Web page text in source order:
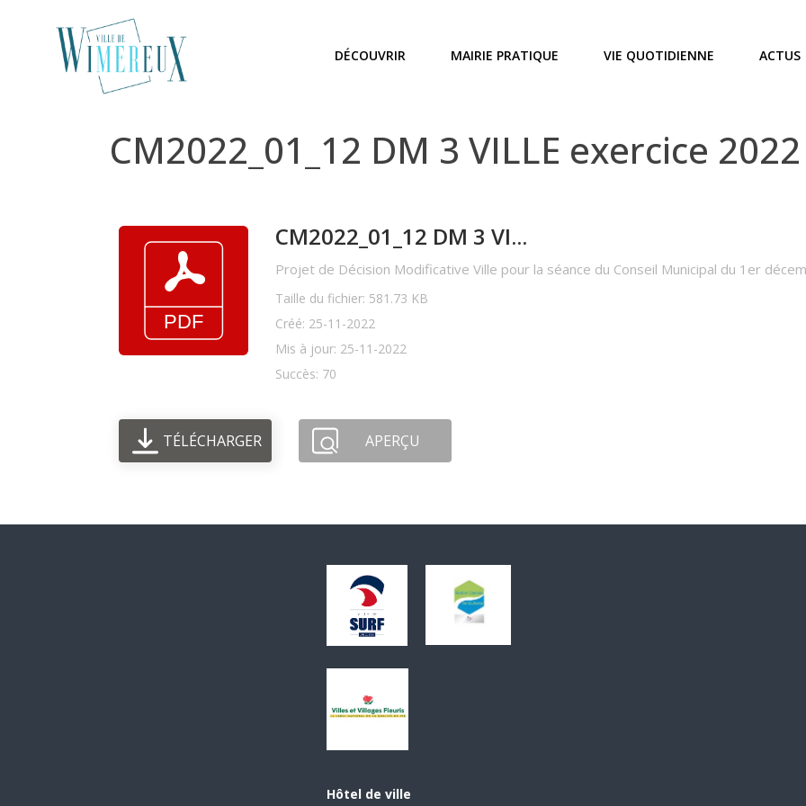
DÉCOUVRIR MAIRIE PRATIQUE VIE QUOTIDIENNE ACTUS
CM2022_01_12 DM 3 VILLE exercice 2022
CM2022_01_12 DM 3 VI...
Projet de Décision Modificative Ville pour la séance du Conseil Municipal du 1er
Taille du fichier: 581.73 KB
Créé: 25-11-2022
Mis à jour: 25-11-2022
Succès: 70
TÉLÉCHARGER APERÇU
Hôtel de ville